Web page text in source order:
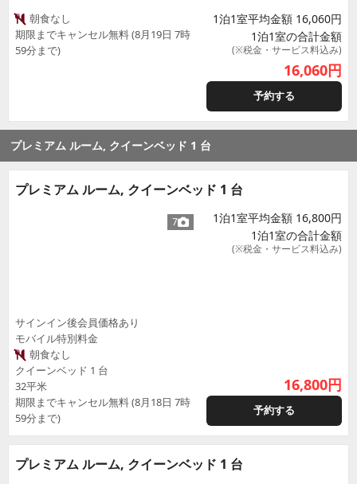
朝食なし
期限までキャンセル無料 (8月19日 7時
59分まで)
1泊1室平均金額 16,060円
1泊1室の合計金額
(※税金・サービス料込み)
16,060円
予約する
プレミアム ルーム, クイーンベッド 1 台
プレミアム ルーム, クイーンベッド 1 台
7
サインイン後会員価格あり
モバイル特別料金
朝食なし
クイーンベッド 1 台
32平米
期限までキャンセル無料 (8月18日 7時
59分まで)
1泊1室平均金額 16,800円
1泊1室の合計金額
(※税金・サービス料込み)
16,800円
予約する
プレミアム ルーム, クイーンベッド 1 台